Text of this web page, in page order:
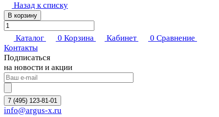
Назад к списку
В корзину
Каталог 0 Корзина Кабинет 0 Сравнение
Контакты
Подписаться
на новости и акции
7 (495) 123-81-01
info@argus-x.ru